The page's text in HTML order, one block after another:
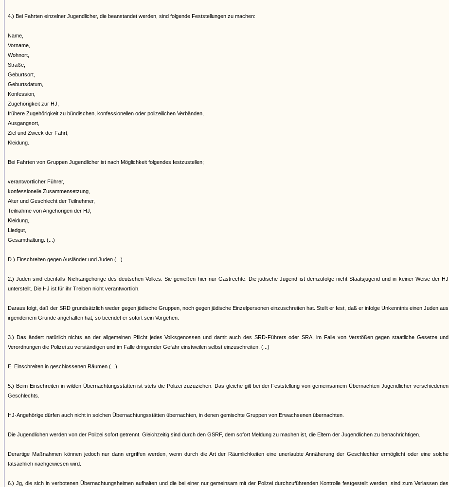
4.) Bei Fahrten einzelner Jugendlicher, die beanstandet werden, sind folgende Feststellungen zu machen:
Name,
Vorname,
Wohnort,
Straße,
Geburtsort,
Geburtsdatum,
Konfession,
Zugehörigkeit zur HJ,
frühere Zugehörigkeit zu bündischen, konfessionellen oder polizeilichen Verbänden,
Ausgangsort,
Ziel und Zweck der Fahrt,
Kleidung.
Bei Fahrten von Gruppen Jugendlicher ist nach Möglichkeit folgendes festzustellen;
verantwortlicher Führer,
konfessionelle Zusammensetzung,
Alter und Geschlecht der Teilnehmer,
Teilnahme von Angehörigen der HJ,
Kleidung,
Liedgut,
Gesamthaltung. (...)
D.) Einschreiten gegen Ausländer und Juden (...)
2.) Juden sind ebenfalls Nichtangehörige des deutschen Volkes. Sie genießen hier nur Gastrechte. Die jüdische Jugend ist demzufolge nicht Staatsjugend und in keiner Weise der HJ
unterstellt. Die HJ ist für ihr Treiben nicht verantwortlich.
Daraus folgt, daß der SRD grundsätzlich weder gegen jüdische Gruppen, noch gegen jüdische Einzelpersonen einzuschreiten hat. Stellt er fest, daß er infolge Unkenntnis einen Juden aus
irgendeinem Grunde angehalten hat, so beendet er sofort sein Vorgehen.
3.) Das ändert natürlich nichts an der allgemeinen Pflicht jedes Volksgenossen und damit auch des SRD-Führers oder SRA, im Falle von Verstößen gegen staatliche Gesetze und
Verordnungen die Polizei zu verständigen und im Falle dringender Gefahr einstweilen selbst einzuschreiten. (...)
E. Einschreiten in geschlossenen Räumen (...)
5.) Beim Einschreiten in wilden Übernachtungsstätten ist stets die Polizei zuzuziehen. Das gleiche gilt bei der Feststellung von gemeinsamem Übernachten Jugendlicher verschiedenen
Geschlechts.
HJ-Angehörige dürfen auch nicht in solchen Übernachtungsstätten übernachten, in denen gemischte Gruppen von Erwachsenen übernachten.
Die Jugendlichen werden von der Polizei sofort getrennt. Gleichzeitig sind durch den GSRF, dem sofort Meldung zu machen ist, die Eltern der Jugendlichen zu benachrichtigen.
Derartige Maßnahmen können jedoch nur dann ergriffen werden, wenn durch die Art der Räumlichkeiten eine unerlaubte Annäherung der Geschlechter ermöglicht oder eine solche
tatsächlich nachgewiesen wird.
6.) Jg, die sich in verbotenen Übernachtungsheimen aufhalten und die bei einer nur gemeinsam mit der Polizei durchzuführenden Kontrolle festgestellt werden, sind zum Verlassen des